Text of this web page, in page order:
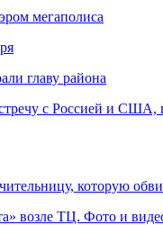
мегаполиса
главу района
с Россией и США,
которую
возле ТЦ. Фото и